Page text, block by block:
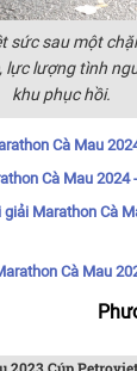
sức sau một
lực lượng tình
khu phục hồi.
Cà Mau
Cà Mau 2024
Marathon Cà
Cà Mau